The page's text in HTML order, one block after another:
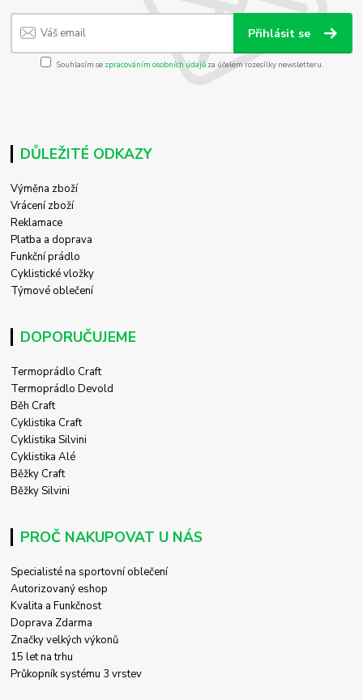
Přihlásit se
Souhlasím se zpracováním osobních údajůza účelem rozesílky newsletteru.
DŮLEŽITÉ ODKAZY
Výměna zboží
Vrácení zboží
Reklamace
Platba a doprava
Funkční prádlo
Cyklistické vložky
Týmové oblečení
DOPORUČUJEME
Termoprádlo Craft
Termoprádlo Devold
Běh Craft
Cyklistika Craft
Cyklistika Silvini
Cyklistika Alé
Běžky Craft
Běžky Silvini
PROČ NAKUPOVAT U NÁS
Specialisté na sportovní oblečení
Autorizovaný eshop
Kvalita a Funkčnost
Doprava Zdarma
Značky velkých výkonů
15 let na trhu
Průkopník systému 3 vrstev